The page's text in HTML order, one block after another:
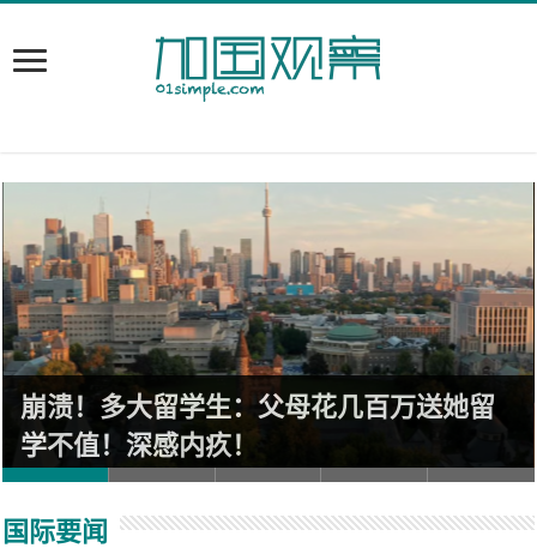
崩溃！多大留学生：父母花几百万送她留
学不值！深感内疚！
国际要闻